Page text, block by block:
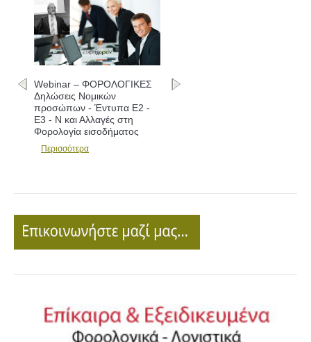
Webinar – ΦΟΡΟΛΟΓΙΚΕΣ
Δηλώσεις - Συμπλήρωση
εντύπων Ε1 - Ε2 - Ε3 και
Αλλαγές
Περισσότερα